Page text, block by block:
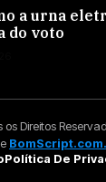
a urna
do voto
Direitos
Política De